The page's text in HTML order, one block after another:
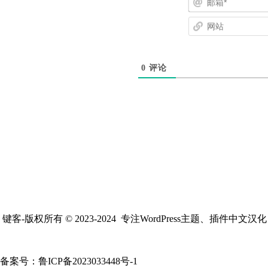
0 评论
键客-版权所有 © 2023-2024 专注WordPress主题、插件中文汉化
备案号： 鲁ICP备2023033448号-1